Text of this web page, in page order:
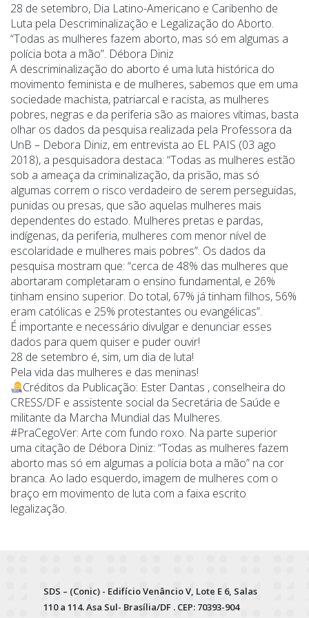
28 de setembro, Dia Latino-Americano e Caribenho de
Luta pela Descriminalização e Legalização do Aborto.
“Todas as mulheres fazem aborto, mas só em algumas a
polícia bota a mão”. Débora Diniz
A descriminalização do aborto é uma luta histórica do
movimento feminista e de mulheres, sabemos que em uma
sociedade machista, patriarcal e racista, as mulheres
pobres, negras e da periferia são as maiores vítimas, basta
olhar os dados da pesquisa realizada pela Professora da
UnB – Debora Diniz, em entrevista ao EL PAIS (03 ago
2018), a pesquisadora destaca: “Todas as mulheres estão
sob a ameaça da criminalização, da prisão, mas só
algumas correm o risco verdadeiro de serem perseguidas,
punidas ou presas, que são aquelas mulheres mais
dependentes do estado. Mulheres pretas e pardas,
indígenas, da periferia, mulheres com menor nível de
escolaridade e mulheres mais pobres”. Os dados da
pesquisa mostram que: “cerca de 48% das mulheres que
abortaram completaram o ensino fundamental, e 26%
tinham ensino superior. Do total, 67% já tinham filhos, 56%
eram católicas e 25% protestantes ou evangélicas”.
É importante e necessário divulgar e denunciar esses
dados para quem quiser e puder ouvir!
28 de setembro é, sim, um dia de luta!
Pela vida das mulheres e das meninas!
Créditos da Publicação: Ester Dantas , conselheira do
CRESS/DF e assistente social da Secretária de Saúde e
militante da Marcha Mundial das Mulheres.
#PraCegoVer: Arte com fundo roxo. Na parte superior
uma citação de Débora Diniz: “Todas as mulheres fazem
aborto mas só em algumas a polícia bota a mão” na cor
branca. Ao lado esquerdo, imagem de mulheres com o
braço em movimento de luta com a faixa escrito
legalização.
SDS – (Conic) - Edifício Venâncio V, Lote E 6, Salas
110 a 114. Asa Sul- Brasília/DF . CEP: 70393-904